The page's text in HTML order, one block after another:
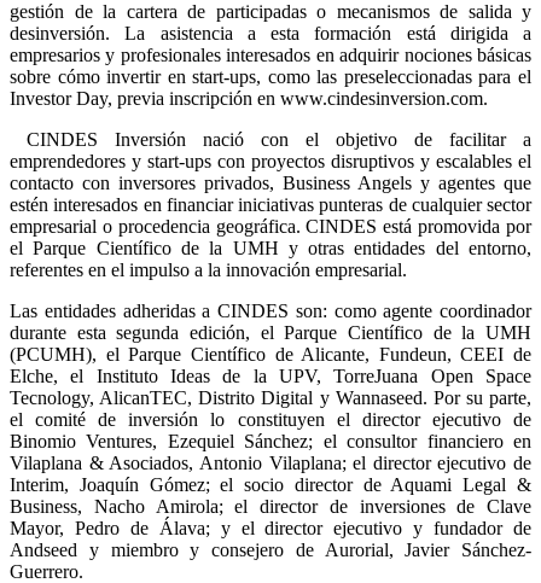
gestión de la cartera de participadas o mecanismos de salida y
desinversión. La asistencia a esta formación está dirigida a
empresarios y profesionales interesados en adquirir nociones básicas
sobre cómo invertir en start-ups, como las preseleccionadas para el
Investor Day, previa inscripción en www.cindesinversion.com.
CINDES Inversión nació con el objetivo de facilitar a
emprendedores y start-ups con proyectos disruptivos y escalables el
contacto con inversores privados, Business Angels y agentes que
estén interesados en financiar iniciativas punteras de cualquier sector
empresarial o procedencia geográfica. CINDES está promovida por
el Parque Científico de la UMH y otras entidades del entorno,
referentes en el impulso a la innovación empresarial.
Las entidades adheridas a CINDES son: como agente coordinador
durante esta segunda edición, el Parque Científico de la UMH
(PCUMH), el Parque Científico de Alicante, Fundeun, CEEI de
Elche, el Instituto Ideas de la UPV, TorreJuana Open Space
Tecnology, AlicanTEC, Distrito Digital y Wannaseed. Por su parte,
el comité de inversión lo constituyen el director ejecutivo de
Binomio Ventures, Ezequiel Sánchez; el consultor financiero en
Vilaplana & Asociados, Antonio Vilaplana; el director ejecutivo de
Interim, Joaquín Gómez; el socio director de Aquami Legal &
Business, Nacho Amirola; el director de inversiones de Clave
Mayor, Pedro de Álava; y el director ejecutivo y fundador de
Andseed y miembro y consejero de Aurorial, Javier Sánchez-
Guerrero.